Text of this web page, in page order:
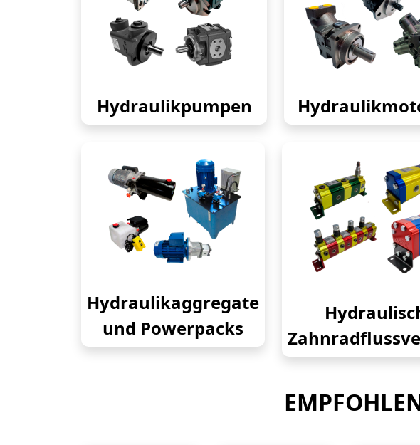
Hydraulikpumpen
Hydraulikaggregate
und Powerpacks